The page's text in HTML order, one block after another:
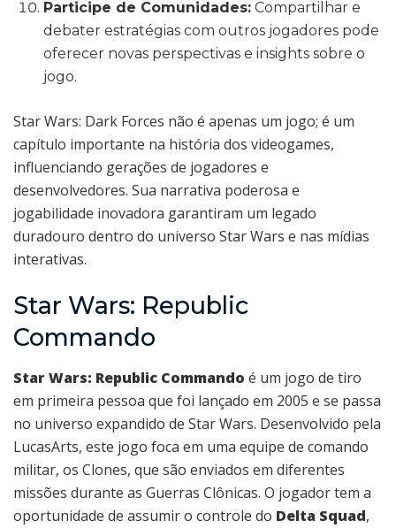
Participe de Comunidades: Compartilhar e
debater estratégias com outros jogadores pode
oferecer novas perspectivas e insights sobre o
jogo.
Star Wars: Dark Forces não é apenas um jogo; é um
capítulo importante na história dos videogames,
influenciando gerações de jogadores e
desenvolvedores. Sua narrativa poderosa e
jogabilidade inovadora garantiram um legado
duradouro dentro do universo Star Wars e nas mídias
interativas.
Star Wars: Republic
Commando
Star Wars: Republic Commando é um jogo de tiro
em primeira pessoa que foi lançado em 2005 e se passa
no universo expandido de Star Wars. Desenvolvido pela
LucasArts, este jogo foca em uma equipe de comando
militar, os Clones, que são enviados em diferentes
missões durante as Guerras Clônicas. O jogador tem a
oportunidade de assumir o controle do Delta Squad,